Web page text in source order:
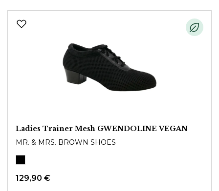
Ladies Trainer Mesh GWENDOLINE VEGAN
MR. & MRS. BROWN SHOES
129,90 €